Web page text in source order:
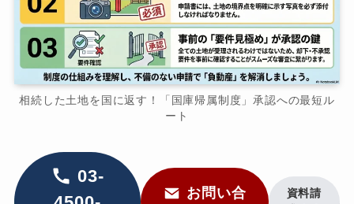
相続した土地を国に返す！「国庫帰属制度」承認への最短ル
ート
03-
お問い合
資料請